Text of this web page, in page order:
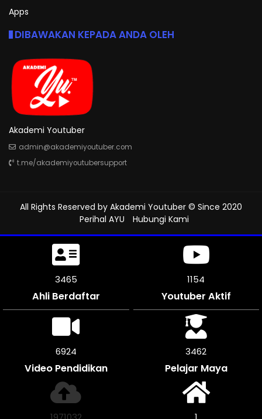
Apps
DIBAWAKAN KEPADA ANDA OLEH
Akademi Youtuber
admin@akademiyoutuber.com
t.me/akademiyoutubersupport
All Rights Reserved by Akademi Youtuber © Since 2020
Perihal AYU
Hubungi Kami
3822
Ahli Berdaftar
1274
Youtuber Aktif
7644
Video Pendidikan
3819
Pelajar Maya